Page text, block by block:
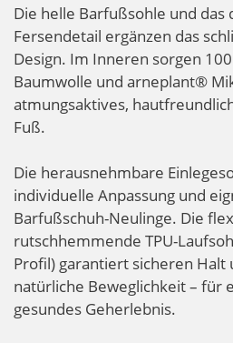
Die helle Barfußsohle und das
Fersendetail ergänzen das
Design. Im Inneren sorgen
Baumwolle und arneplant®
atmungsaktives,
Fuß.
Die herausnehmbare
individuelle Anpassung und
Barfußschuh-Neulinge. Die
rutschhemmende TPU-
Profil) garantiert sicheren
natürliche Beweglichkeit – für
gesundes Geherlebnis.